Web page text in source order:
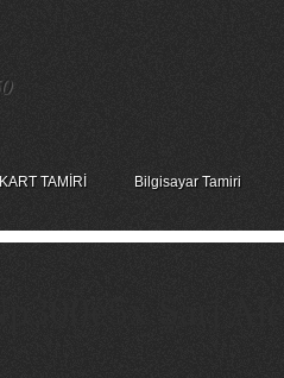
TAMİRİ Bilgisayar Tamiri